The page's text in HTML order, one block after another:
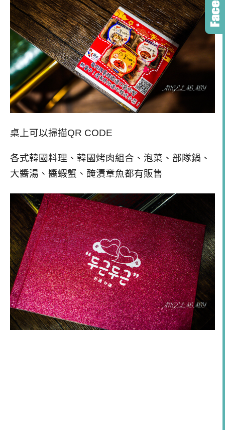
桌上可以掃描QR CODE
各式韓國料理、韓國烤肉組合、泡菜、部隊鍋、
大醬湯、醬蝦蟹、醃漬章魚都有販售